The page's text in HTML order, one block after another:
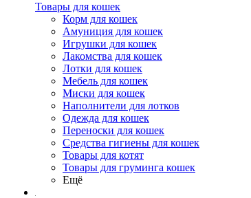
Товары для кошек
Корм для кошек
Амуниция для кошек
Игрушки для кошек
Лакомства для кошек
Лотки для кошек
Мебель для кошек
Миски для кошек
Наполнители для лотков
Одежда для кошек
Переноски для кошек
Средства гигиены для кошек
Товары для котят
Товары для груминга кошек
Ещё